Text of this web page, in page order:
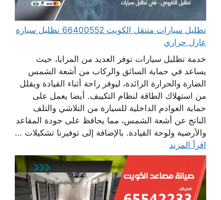
تظليل سيارات متنقل الكويت 66400552 تظليل سيارة
عازل حراري
خدمة تظليل سيارات توفر العديد من المزايا، حيث
يساعد في حماية السائق والركاب من أشعة الشمس
الضارة والحرارة الزائدة، ليوفر راحة أثناء القيادة ويقلل
من استهلاك الطاقة لنظام التكييف. أيضا يعمل على
حماية العوادم الداخلية للسيارة من التلاشي والتلف
الناتج عن أشعة الشمس، مما يحافظ على جودة المقاعد
والأرضية ولوحة القيادة. بالإضافة إلى توفيرنا تشكيلات ...
اقرأ المزيد